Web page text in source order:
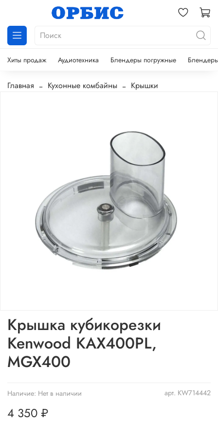
Хиты продаж Аудиотехника Блендеры погружные
Главная Кухонные комбайны Крышки
арт. KW714442
Наличие: Нет в наличии
Крышка кубикорезки
Kenwood KAX400PL,
MGX400
4 350 ₽